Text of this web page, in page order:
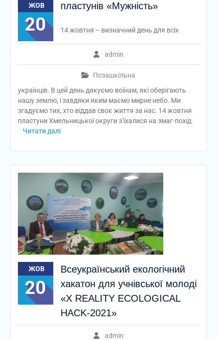
ЖОВ
20
пластунів «Мужність»
admin
Позашкільна
14 жовтня – визначний день для всіх
українців. В цей день дякуємо воїнам, які оберігають
нашу землю, і завдяки яким маємо мирне небо. Ми
згадуємо тих, хто віддав своє життя за нас. 14 жовтня
пластуни Хмельницької округи з’їхалися на змаг-похід
Читати далі
ЖОВ
20
Всеукраїнський екологічний
хакатон для учнівської молоді
«X REALITY ECOLOGICAL
HACK-2021»
admin